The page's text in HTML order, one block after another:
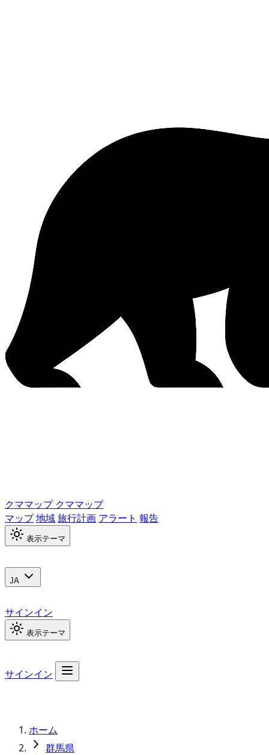
クママップ クママップ
マップ地域旅行計画 アラート 報告
表示テーマ
JA
サインイン
表示テーマ
サインイン
ホーム
群馬県